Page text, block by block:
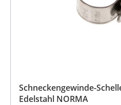
Schneckengewinde-
Edelstahl NORMA